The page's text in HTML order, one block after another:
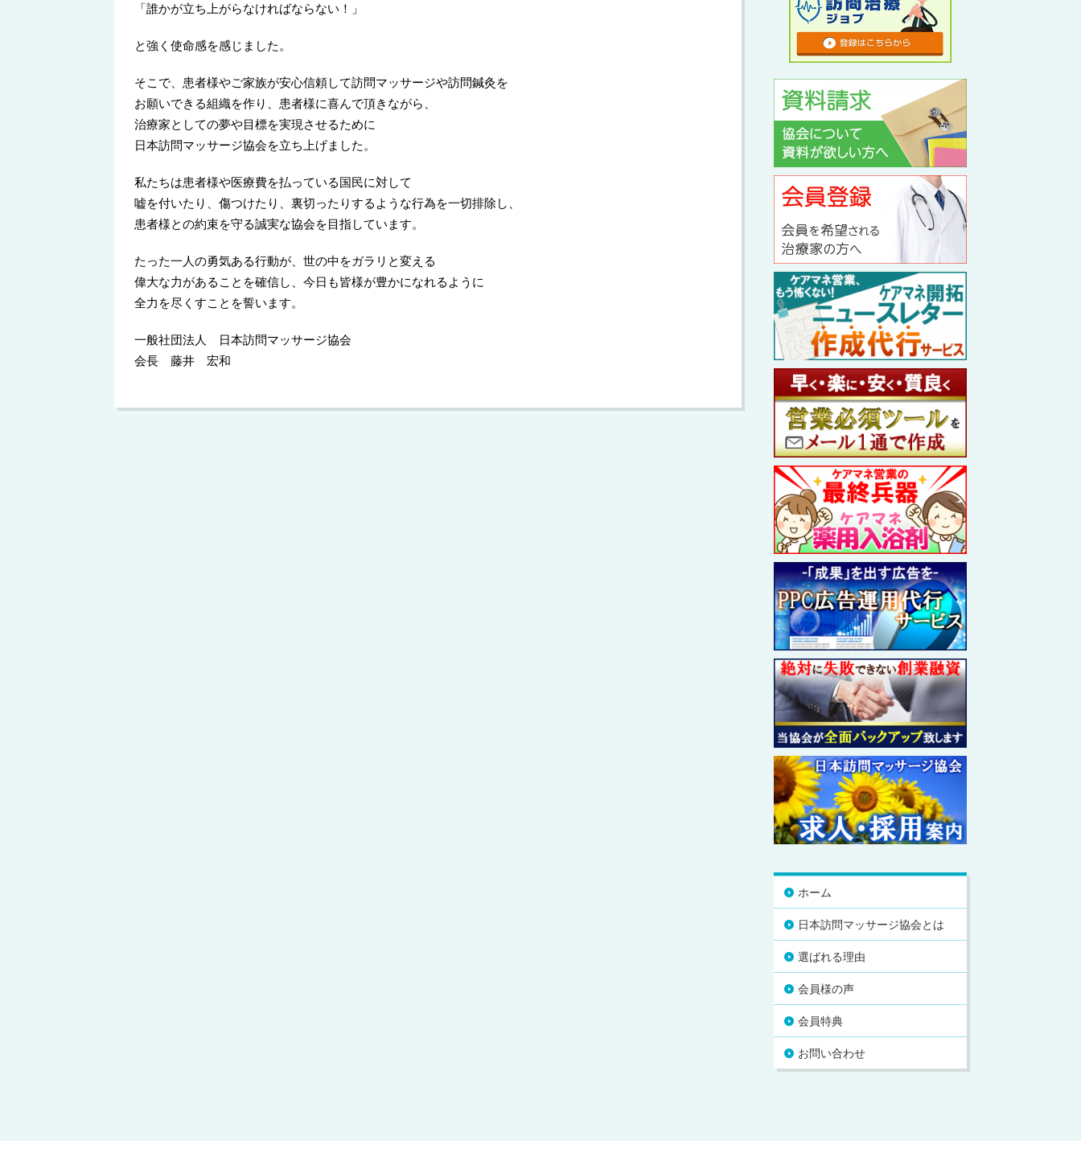
「誰かが立ち上がらなければならない！」
と強く使命感を感じました。
そこで、患者様やご家族が安心信頼して訪問マッサージや訪問鍼灸を
お願いできる組織を作り、患者様に喜んで頂きながら、
治療家としての夢や目標を実現させるために
日本訪問マッサージ協会を立ち上げました。
私たちは患者様や医療費を払っている国民に対して
嘘を付いたり、傷つけたり、裏切ったりするような行為を一切排除し、
患者様との約束を守る誠実な協会を目指しています。
たった一人の勇気ある行動が、世の中をガラリと変える
偉大な力があることを確信し、今日も皆様が豊かになれるように
全力を尽くすことを誓います。
一般社団法人 日本訪問マッサージ協会
会長 藤井 宏和
ホーム
日本訪問マッサージ協会とは
選ばれる理由
会員様の声
会員特典
お問い合わせ